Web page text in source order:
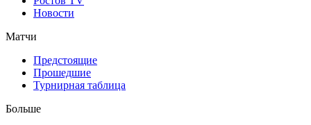
Новости
Матчи
Предстоящие
Прошедшие
Турнирная таблица
Больше